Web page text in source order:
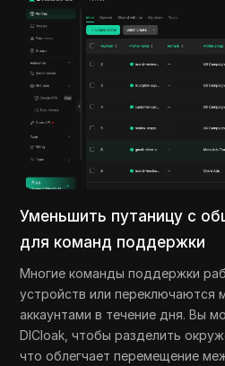
Уменьшить путаницу с
для команд поддержки
Многие команды поддержки
устройств или переключаются
аккаунтами в течение дня. Вы
DICloak, чтобы разделить
что облегчает перемещение